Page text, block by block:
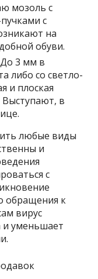
мозоль с
с
на
обуви.
3 мм в
либо со светло-
и плоская
Выступают, в
любые виды
и
с
обращения к
вирус
и уменьшает